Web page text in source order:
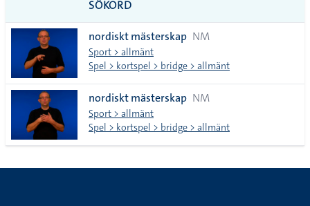
alla i
lista
SÖKORD
nordiskt mästerskap NM
Sport > allmänt
Spel > kortspel > bridge > allmänt
nordiskt mästerskap NM
Sport > allmänt
Spel > kortspel > bridge > allmänt